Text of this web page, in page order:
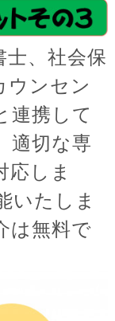
、社会保
ウンセン
連携して
適切な専
応しま
いたしま
は無料で